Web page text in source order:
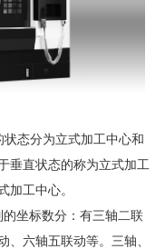
状态分为立式加工中心和
垂直状态的称为立式加工
加工中心。
坐标数分：有三轴二联
、六轴五联动等。三轴、